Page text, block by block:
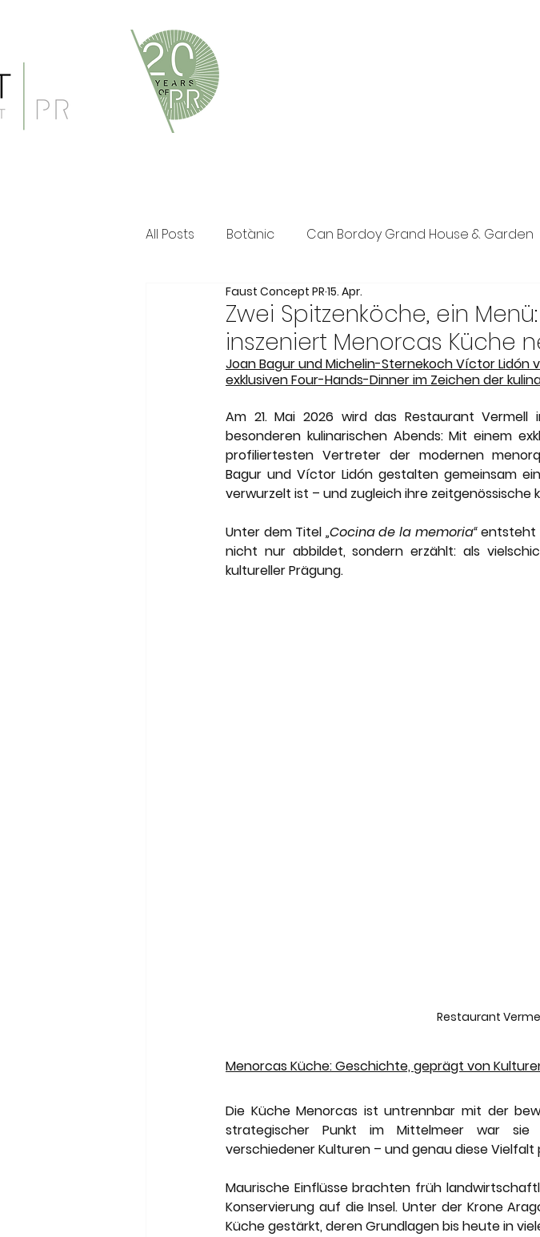
und persönliche Beratung in den Bereichen Tourismus,
Klassische PR im Print Bereich, Events sowie Social Media.
All Posts Botànic Can Bordoy Grand House & Garden
The Ozen Collection Faust Concept PR
Meneghetti Wine Hotel & Winery Karriere Lefay
Son Moli Country House Vestige Collection The
Zwei Spitzenköche, ein
inszeniert Menorcas Küche
Faust Concept PR 15. Apr.
Joan Bagur und Michelin-Sternekoch Víctor Lidón
exklusiven Four-Hands-Dinner im Zeichen der
Am 21. Mai 2026 wird das Restaurant
besonderen kulinarischen Abends: Mit einem
profiliertesten Vertreter der modernen
Bagur und Víctor Lidón gestalten gemeinsam
verwurzelt ist – und zugleich ihre
Unter dem Titel „Cocina de la memoria“ entsteht
nicht nur abbildet, sondern erzählt: als
kultureller Prägung.
Restaurant
Menorcas Küche: Geschichte, geprägt von
Die Küche Menorcas ist untrennbar mit der
strategischer Punkt im Mittelmeer war sie
verschiedener Kulturen – und genau diese
Maurische Einflüsse brachten früh
Konservierung auf die Insel. Unter der Krone
Küche gestärkt, deren Grundlagen bis heute in